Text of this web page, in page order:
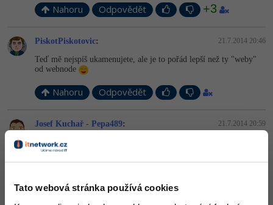
Tato webová stránka používá cookies
Nahoru Odpovědět +3
PiskotPiskotovic: 21.7.2014 20:46
Teď mě nejspíš ukamenujete, ale je to pořád lepší než ty "weby"
od webnode
Nahoru Odpovědět
Josef Kuchař - Pepa489: 21.7.2014 20:59
Kdyby si tam dal reklamní banner, byl by to nejhezčí element
stránky